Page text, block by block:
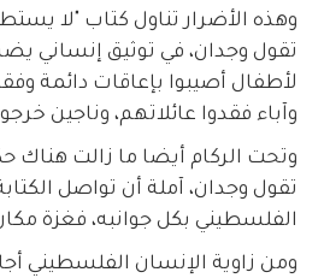
لأطفال أصيبوا بإعاقات دائمة
وآباء فقدوا عائلاتهم، وناجين
وتحت الركام أيضا ما زالت هناك
تقول وجدان، آملة أن تواصل
الفلسطيني بكل جوانبه، فغزة مكان
ومن زاوية الإنسان الفلسطيني